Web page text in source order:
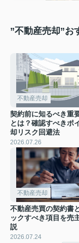
”不動産売却”お
不動産売却
契約前に知るべき重
とは？確認すべきポ
却リスク回避法
2026.07.26
不動産売却
不動産売買の契約書
ックすべき項目を売
説
2026.07.24